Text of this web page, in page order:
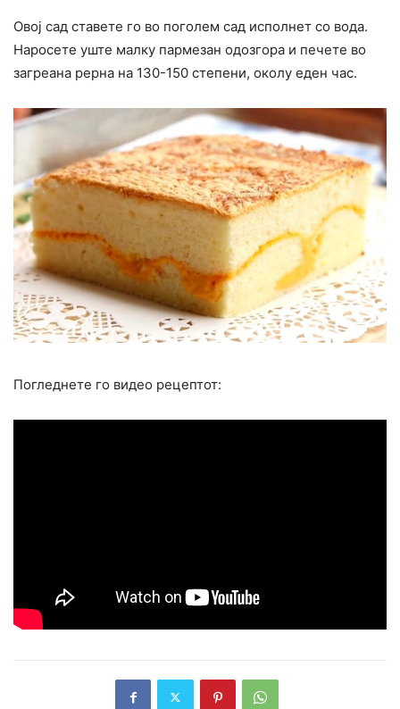
Овој сад ставете го во поголем сад исполнет со вода.
Наросете уште малку пармезан одозгора и печете во
загреана рерна на 130-150 степени, околу еден час.
Погледнете го видео рецептот: